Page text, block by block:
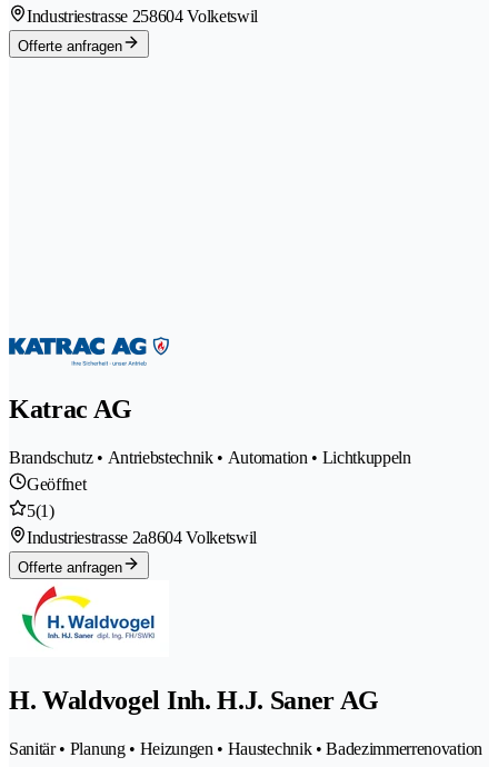
Industriestrasse 258604 Volketswil
Offerte anfragen
Katrac AG
Brandschutz • Antriebstechnik • Automation • Lichtkuppeln
Geöffnet
5(1)
Industriestrasse 2a8604 Volketswil
Offerte anfragen
H. Waldvogel Inh. H.J. Saner AG
Sanitär • Planung • Heizungen • Haustechnik • Badezimmerrenovation